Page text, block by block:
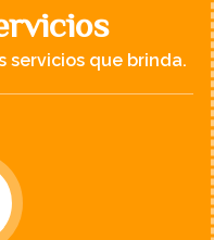
servicios que brinda.